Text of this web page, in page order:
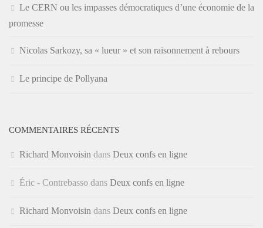
Le CERN ou les impasses démocratiques d’une économie de la
promesse
Nicolas Sarkozy, sa « lueur » et son raisonnement à rebours
Le principe de Pollyana
COMMENTAIRES RÉCENTS
Richard Monvoisin dans Deux confs en ligne
Éric - Contrebasso dans Deux confs en ligne
Richard Monvoisin dans Deux confs en ligne